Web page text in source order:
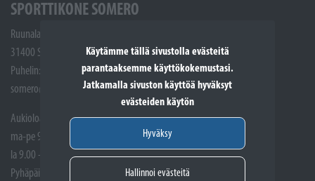
Käytämme tällä sivustolla evästeitä
parantaaksemme käyttökokemustasi.
Jatkamalla sivuston käyttöä hyväksyt
evästeiden käytön
Hyväksy
Hallinnoi evästeitä
SPORTTIKONE SOMERO
Ruunalantie 5
31400 Somero
Puhelin: (02) 748 9300
somero@sporttikone.fi
Aukioloajat
ma-pe 9.00 - 17.00
la 9.00 - 14.00
Pyhäpäivät suljettuna